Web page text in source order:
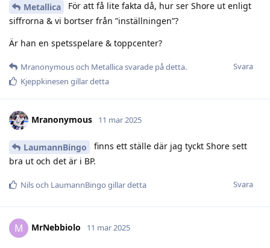
Metallica
För att få lite fakta då, hur ser Shore ut enligt
siffrorna & vi bortser från ”inställningen”?
Är han en spetsspelare & toppcenter?
Svara
Mranonymousoch Metallicasvarade på detta.
Kjeppkinesen gillar detta
Mranonymous 11 mar 2025
LaumannBingo
finns ett ställe där jag tyckt Shore sett
bra ut och det är i BP.
Svara
Nilsoch LaumannBingo gillar detta
M MrNebbiolo 11 mar 2025